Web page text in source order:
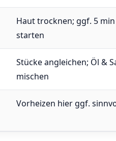
Haut trocknen; ggf. 5 min
starten
Stücke angleichen; Öl &
mischen
Vorheizen hier ggf.